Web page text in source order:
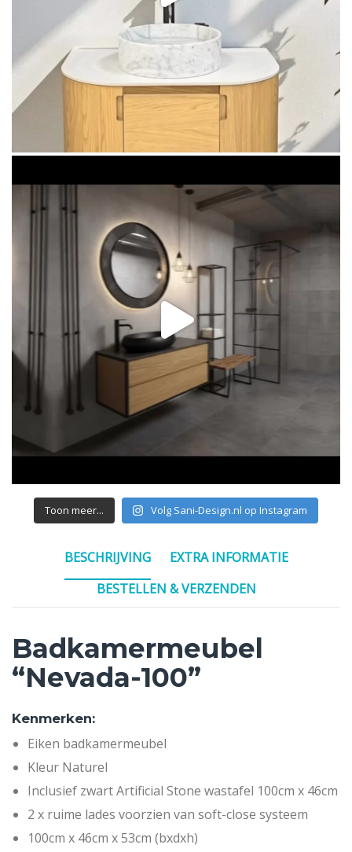
Toon meer... Volg Sani-Design.nl op Instagram
BESCHRIJVING
EXTRA INFORMATIE
BESTELLEN & VERZENDEN
Badkamermeubel
“Nevada-100”
Kenmerken:
Eiken badkamermeubel
Kleur Naturel
Inclusief zwart Artificial Stone wastafel 100cm x 46cm
2 x ruime lades voorzien van soft-close systeem
100cm x 46cm x 53cm (bxdxh)